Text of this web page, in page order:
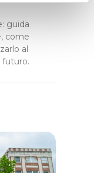
guida
come
al
futuro.